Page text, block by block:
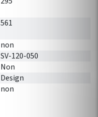
561
non
SV-120-050
Non
Design
non